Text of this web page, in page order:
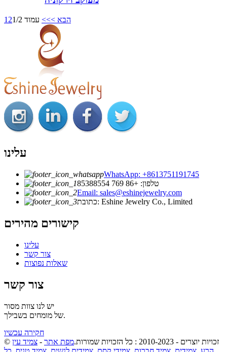
1 2 הבא >>> עמוד 1/2
עלינו
WhatsApp: +8613751191745
טלפון: +86 769 85388554
Email: sales@eshinejewelry.com
כתובת: Eshine Jewelry Co., Limited
קישורים מהירים
עלינו
צור קשר
שאלות נפוצות
צור קשר
יש לנו צוות מסור
של מומחים בשבילך.
חקירה עכשיו
© זכויות יוצרים - 2010-2023 : כל הזכויות שמורות.
מפת אתר - צמיד עין